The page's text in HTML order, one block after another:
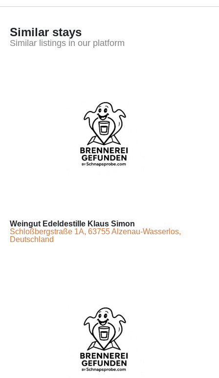
Similar stays
Similar listings in our platform
Weingut Edeldestille Klaus Simon
Schloßbergstraße 1A, 63755 Alzenau-Wasserlos,
Deutschland